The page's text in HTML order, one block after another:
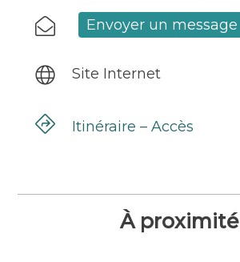
Envoyer un message
Site Internet
Itinéraire – Accès
À proximité